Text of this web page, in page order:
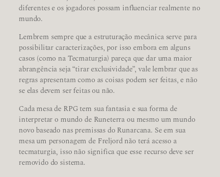
diferentes e os jogadores possam influenciar realmente no
mundo.
Lembrem sempre que a estruturação mecânica serve para
possibilitar caracterizações, por isso embora em alguns
casos (como na Tecmaturgia) pareça que dar uma maior
abrangência seja “tirar exclusividade”, vale lembrar que as
regras apresentam como as coisas podem ser feitas, e não
se elas devem ser feitas ou não.
Cada mesa de RPG tem sua fantasia e sua forma de
interpretar o mundo de Runeterra ou mesmo um mundo
novo baseado nas premissas do Runarcana. Se em sua
mesa um personagem de Freljord não terá acesso a
tecmaturgia, isso não significa que esse recurso deve ser
removido do sistema.